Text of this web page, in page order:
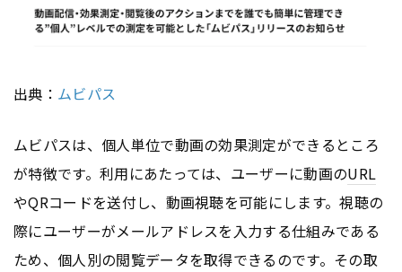
出典： ムビパス
ムビパスは、個人単位で動画の効果測定ができるところ
が特徴です。利用にあたっては、ユーザーに動画のURL
やQRコードを送付し、動画視聴を可能にします。視聴の
際にユーザーがメールアドレスを入力する仕組みである
ため、個人別の閲覧データを取得できるのです。その取